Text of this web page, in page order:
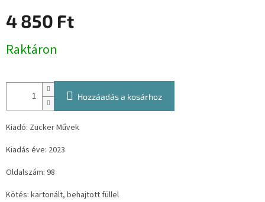
4 850 Ft
Raktáron
Hozzáadás a kosárhoz
Kiadó: Zucker Művek
Kiadás éve: 2023
Oldalszám: 98
Kötés: kartonált, behajtott füllel